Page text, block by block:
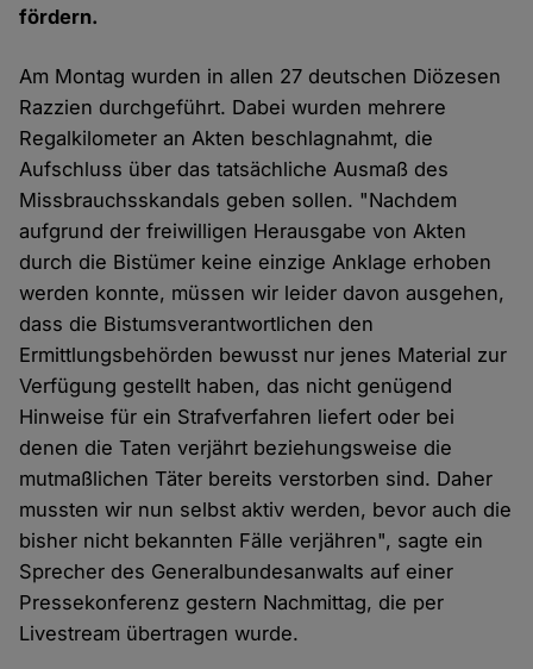
fördern.
Am Montag wurden in allen 27 deutschen Diözesen
Razzien durchgeführt. Dabei wurden mehrere
Regalkilometer an Akten beschlagnahmt, die
Aufschluss über das tatsächliche Ausmaß des
Missbrauchsskandals geben sollen. "Nachdem
aufgrund der freiwilligen Herausgabe von Akten
durch die Bistümer keine einzige Anklage erhoben
werden konnte, müssen wir leider davon ausgehen,
dass die Bistumsverantwortlichen den
Ermittlungsbehörden bewusst nur jenes Material zur
Verfügung gestellt haben, das nicht genügend
Hinweise für ein Strafverfahren liefert oder bei
denen die Taten verjährt beziehungsweise die
mutmaßlichen Täter bereits verstorben sind. Daher
mussten wir nun selbst aktiv werden, bevor auch die
bisher nicht bekannten Fälle verjähren", sagte ein
Sprecher des Generalbundesanwalts auf einer
Pressekonferenz gestern Nachmittag, die per
Livestream übertragen wurde.